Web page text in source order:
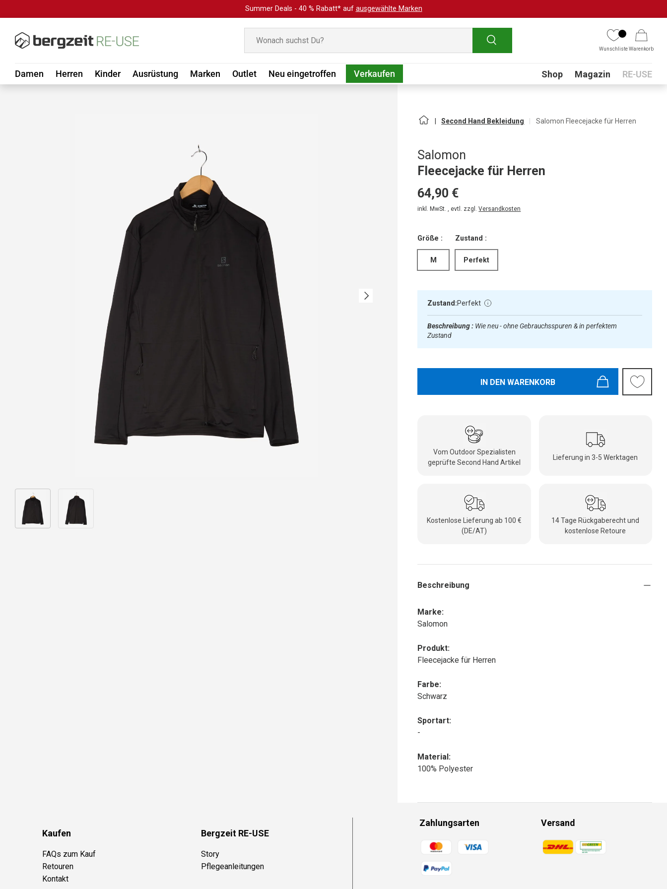
Summer Deals - 40 % Rabatt* auf ausgewählte Marken
Suchen
WunschlisteWarenkorb
Damen Herren Kinder Ausrüstung Marken Outlet Neu eingetroffen Verkaufen Submenu
Shop Magazin RE-USE
Nächste
Bild 1 in Galerieansicht laden
Second Hand Bekleidung Salomon Fleecejacke für Herren
Salomon
Fleecejacke für Herren
64,90 €
inkl. MwSt. , evtl. zzgl.Versandkosten
Größe :
M
Zustand :
Perfekt
Zustand:Perfekt
Beschreibung : Wie neu - ohne Gebrauchsspuren & in perfektem
Zustand
IN DEN WARENKORB
Vom Outdoor Spezialisten
geprüfte Second Hand Artikel
Lieferung in 3-5 Werktagen
Kostenlose Lieferung ab 100 €
(DE/AT)
14 Tage Rückgaberecht und
kostenlose Retoure
Beschreibung
Marke:
Salomon
Produkt:
Fleecejacke für Herren
Farbe:
Schwarz
Sportart:
-
Material:
100% Polyester
Kaufen
FAQs zum Kauf
Retouren
Kontakt
Bergzeit RE-USE
Story
Pflegeanleitungen
Zahlungsarten
Zahlungsmethoden
Versand
Zahlungsmethoden